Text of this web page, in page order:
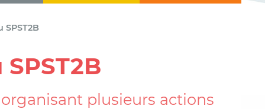
SPST2B
plusieurs actions